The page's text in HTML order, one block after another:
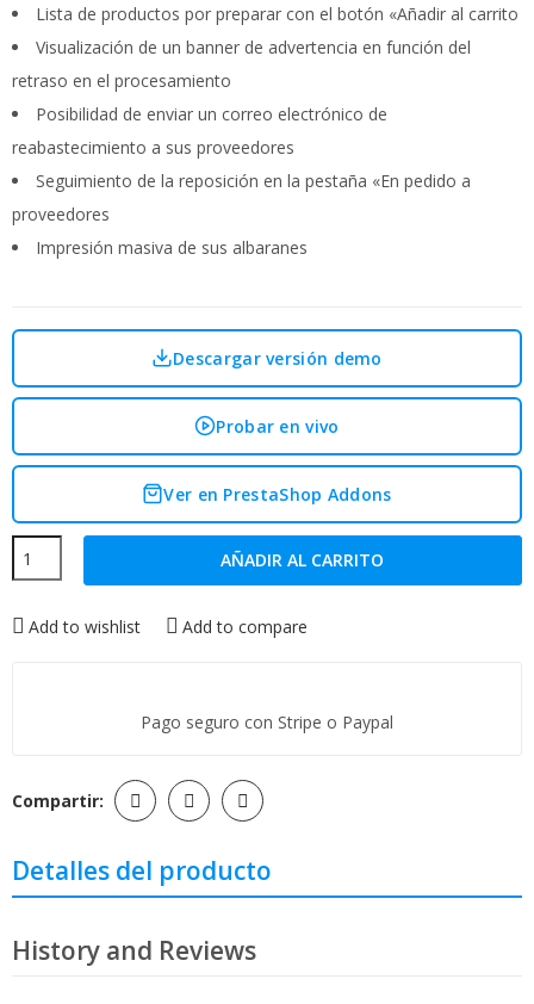
Lista de productos por preparar con el botón «Añadir al carrito
Visualización de un banner de advertencia en función del
retraso en el procesamiento
Posibilidad de enviar un correo electrónico de
reabastecimiento a sus proveedores
Seguimiento de la reposición en la pestaña «En pedido a
proveedores
Impresión masiva de sus albaranes
Descargar versión demo
Probar en vivo
Ver en PrestaShop Addons
AÑADIR AL CARRITO
Add to wishlist Add to compare
Pago seguro con Stripe o Paypal
Compartir:
Detalles del producto
History and Reviews